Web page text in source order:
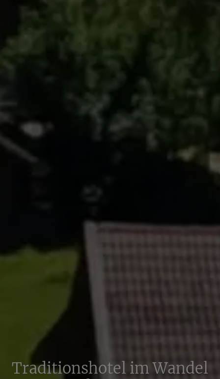
Traditionshotel im Wandel